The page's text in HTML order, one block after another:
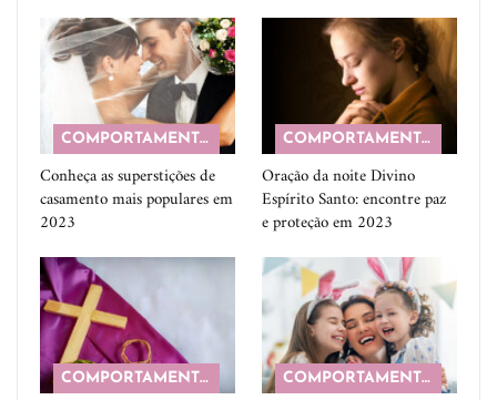
COMPORTAMENTO
Conheça as superstições de
casamento mais populares em
2023
COMPORTAMENTO
Oração da noite Divino
Espírito Santo: encontre paz
e proteção em 2023
COMPORTAMENTO COMPORTAMENTO